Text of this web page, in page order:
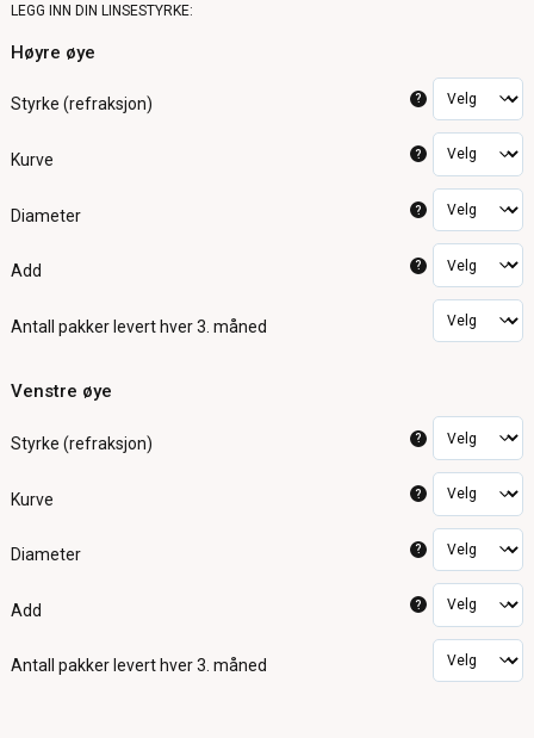
LEGG INN DIN LINSESTYRKE:
Høyre øye
Styrke (refraksjon) ?
Kurve ?
Diameter ?
Add ?
Antall pakker levert hver 3. måned
Venstre øye
Styrke (refraksjon) ?
Kurve ?
Diameter ?
Add ?
Antall pakker levert hver 3. måned